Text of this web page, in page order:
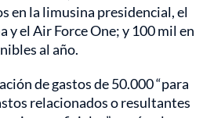
en la limusina presidencial, el
y el Air Force One; y 100 mil en
al año.
de gastos de 50.000 “para
relacionados o resultantes